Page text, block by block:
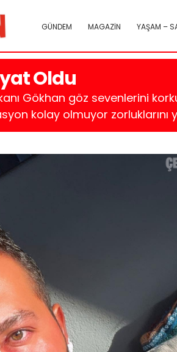
GÜNDEM MAGAZİN YAŞAM –
Oldu
Gökhan göz sevenlerini
kolay olmuyor zorluklarını